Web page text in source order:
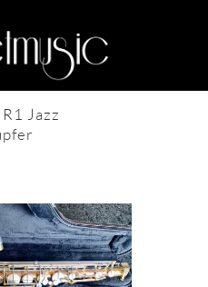
Jazz